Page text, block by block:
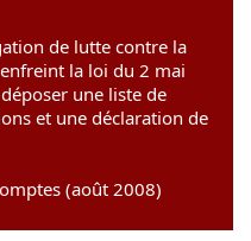
de lutte contre la
la loi du 2 mai
une liste de
et une déclaration de
(août 2008)